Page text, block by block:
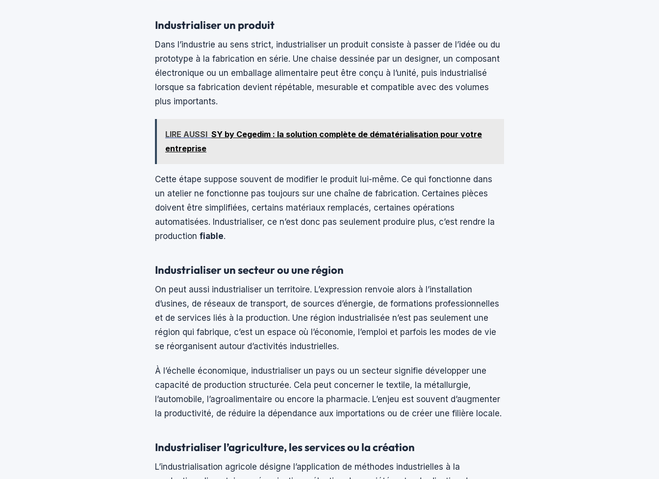
Industrialiser un produit
Dans l’industrie au sens strict, industrialiser un produit consiste à passer de l’idée ou du
prototype à la fabrication en série. Une chaise dessinée par un designer, un composant
électronique ou un emballage alimentaire peut être conçu à l’unité, puis industrialisé
lorsque sa fabrication devient répétable, mesurable et compatible avec des volumes
plus importants.
LIRE AUSSI SY by Cegedim : la solution complète de dématérialisation pour votre
entreprise
Cette étape suppose souvent de modifier le produit lui-même. Ce qui fonctionne dans
un atelier ne fonctionne pas toujours sur une chaîne de fabrication. Certaines pièces
doivent être simplifiées, certains matériaux remplacés, certaines opérations
automatisées. Industrialiser, ce n’est donc pas seulement produire plus, c’est rendre la
production fiable.
Industrialiser un secteur ou une région
On peut aussi industrialiser un territoire. L’expression renvoie alors à l’installation
d’usines, de réseaux de transport, de sources d’énergie, de formations professionnelles
et de services liés à la production. Une région industrialisée n’est pas seulement une
région qui fabrique, c’est un espace où l’économie, l’emploi et parfois les modes de vie
se réorganisent autour d’activités industrielles.
À l’échelle économique, industrialiser un pays ou un secteur signifie développer une
capacité de production structurée. Cela peut concerner le textile, la métallurgie,
l’automobile, l’agroalimentaire ou encore la pharmacie. L’enjeu est souvent d’augmenter
la productivité, de réduire la dépendance aux importations ou de créer une filière locale.
Industrialiser l’agriculture, les services ou la création
L’industrialisation agricole désigne l’application de méthodes industrielles à la